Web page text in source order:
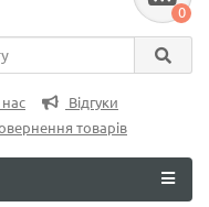
0
Відгуки
товарів